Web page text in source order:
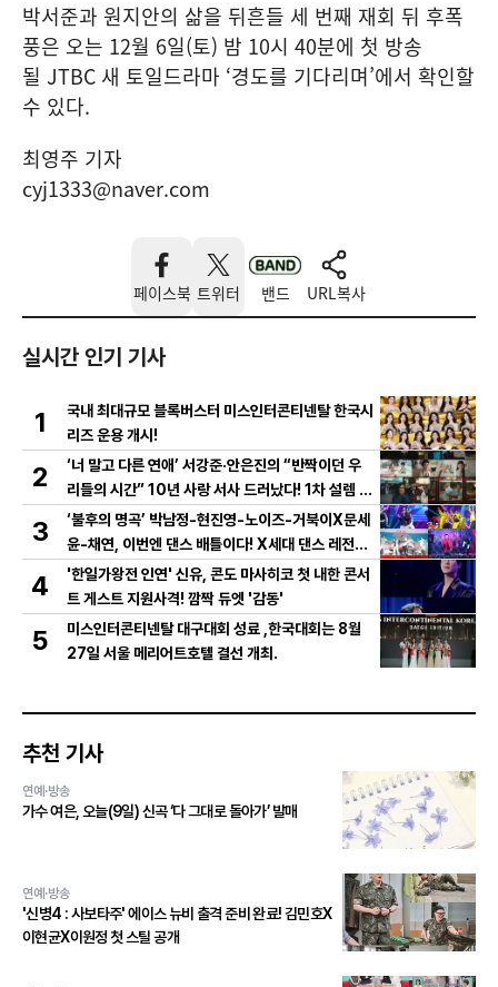
박서준과 원지안의 삶을 뒤흔들 세 번째 재회 뒤 후폭
풍은 오는 12월 6일(토) 밤 10시 40분에 첫 방송
될 JTBC 새 토일드라마 ‘경도를 기다리며’에서 확인할
수 있다.
최영주 기자
cyj1333@naver.com
페이스북 트위터 밴드 URL복사
실시간 인기 기사
1
국내 최대규모 블록버스터 미스인터콘티넨탈 한국시
리즈 운용 개시!
2
‘너 말고 다른 연애’ 서강준·안은진의 “반짝이던 우
리들의 시간” 10년 사랑 서사 드러났다! 1차 설렘 티
저 영상 공개!
3
‘불후의 명곡’ 박남정-현진영-노이즈-거북이X문세
윤-채연, 이번엔 댄스 배틀이다! X세대 댄스 레전드
총출동! 댄스 본능 깨운다!
4
'한일가왕전 인연' 신유, 콘도 마사히코 첫 내한 콘서
트 게스트 지원사격! 깜짝 듀엣 '감동'
5
미스인터콘티넨탈 대구대회 성료 ,한국대회는 8월
27일 서울 메리어트호텔 결선 개최.
추천 기사
연예·방송
가수 여은, 오늘(9일) 신곡 ‘다 그대로 돌아가’ 발매
연예·방송
'신병4 : 사보타주' 에이스 뉴비 출격 준비 완료! 김민호X
이현균X이원정 첫 스틸 공개